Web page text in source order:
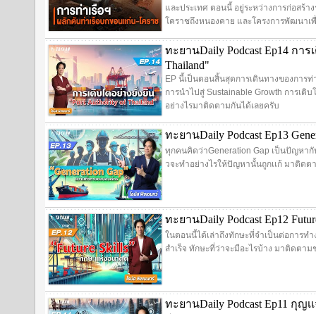
และประเทศ ตอนนี้ อยู่ระหว่างการก่อสร้
โคราชถึงหนองคาย และโครงการพัฒนาเ
ทะยานDaily Podcast Ep14 กา
Thailand"
EP นี้เป็นตอนสิ้นสุดการเดินทางของการท่
การนำไปสู่ Sustainable Growth การเติบ
อย่างไรมาติดตามกันได้เลยครับ
ทะยานDaily Podcast Ep13
ทุกคนคิดว่าGeneration Gap เป็นปัญหา
วจะทำอย่างไรให้ปัญหานั้นถูกเเก้ มาติด
ทะยานDaily Podcast Ep12
ในตอนนี้ได้เล่าถึงทักษะที่จำเป็นต่อการท
สำเร็จ ทักษะที่ว่าจะมีอะไรบ้าง มาติดตา
ทะยานDaily Podcast Ep11 กุญเ